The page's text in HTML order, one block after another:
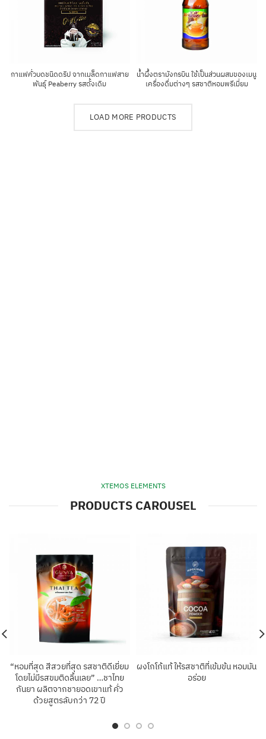
กาแฟคั่วบดชนิดดริป จากเมล็ดกาแฟสาย
พันธุ์ Peaberry รสดั้งเดิม
น้ำผึ้งตรามังกรบิน ใช้เป็นส่วนผสมของเมนู
เครื่องดื่มต่างๆ รสชาติหอมพรีเมี่ยม
LOAD MORE PRODUCTS
XTEMOS ELEMENTS
PRODUCTS CAROUSEL
“หอมที่สุด สีสวยที่สุด รสชาติดีเยี่ยม
โดยไม่มีรสขมติดลิ้นเลย” …ชาไทย
กันยา ผลิตจากชายอดเขาแท้ คั่ว
ด้วยสูตรลับกว่า 72 ปี
ผงโกโก้แท้ ให้รสชาติที่เข้มข้น หอมมัน
อร่อย